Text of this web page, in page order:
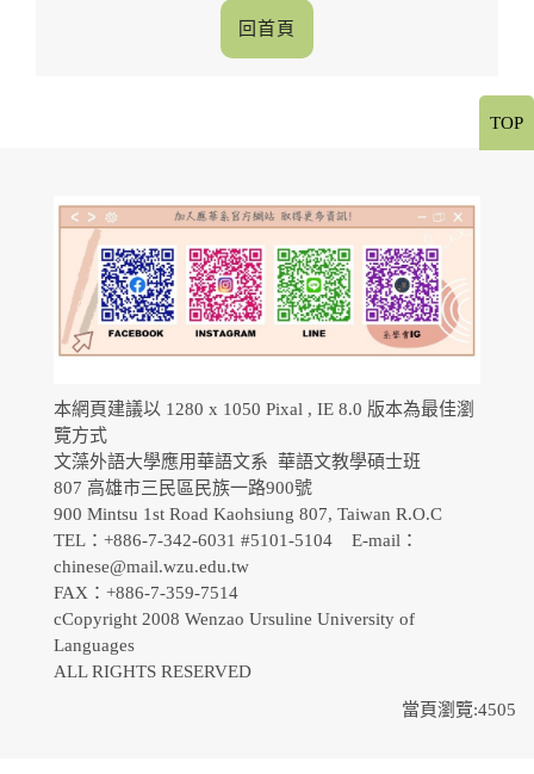
回首頁
本網頁建議以 1280 x 1050 Pixal , IE 8.0 版本為最佳瀏
覽方式
文藻外語大學應用華語文系 華語文教學碩士班
807 高雄市三民區民族一路900號
900 Mintsu 1st Road Kaohsiung 807, Taiwan R.O.C
TEL：+886-7-342-6031 #5101-5104 E-mail：
chinese@mail.wzu.edu.tw
FAX：+886-7-359-7514
cCopyright 2008 Wenzao Ursuline University of
Languages
ALL RIGHTS RESERVED
當頁瀏覽:4505
TOP